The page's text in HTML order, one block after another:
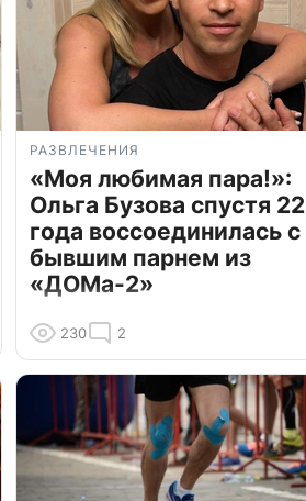
РАЗВЛЕЧЕНИЯ
«Моя любимая пара!»:
Ольга Бузова спустя 22
года воссоединилась с
бывшим парнем из
«ДОМа-2»
230 2